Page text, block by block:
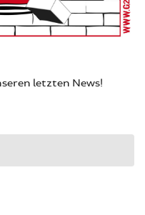
letzten News!